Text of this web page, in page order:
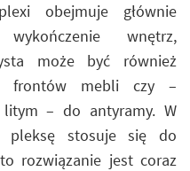
obejmuje głównie
wnętrz,
może być również
frontów mebli czy –
– do antyramy. W
pleksę stosuje się do
rozwiązanie jest coraz